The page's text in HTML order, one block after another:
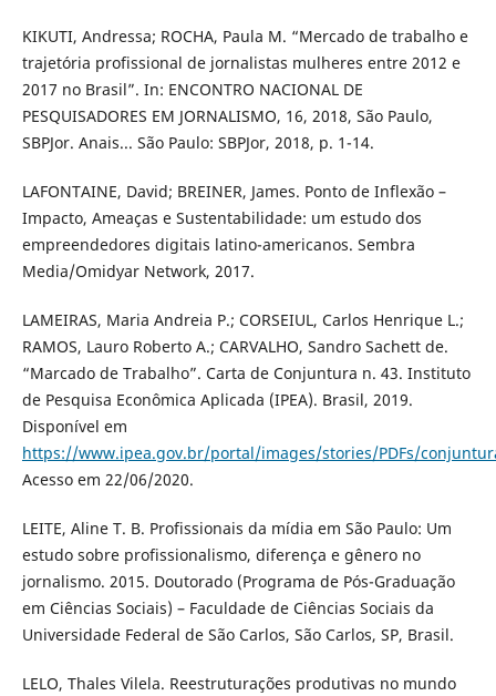
KIKUTI, Andressa; ROCHA, Paula M. “Mercado de trabalho e
trajetória profissional de jornalistas mulheres entre 2012 e
2017 no Brasil”. In: ENCONTRO NACIONAL DE
PESQUISADORES EM JORNALISMO, 16, 2018, São Paulo,
SBPJor. Anais... São Paulo: SBPJor, 2018, p. 1-14.
LAFONTAINE, David; BREINER, James. Ponto de Inflexão –
Impacto, Ameaças e Sustentabilidade: um estudo dos
empreendedores digitais latino-americanos. Sembra
Media/Omidyar Network, 2017.
LAMEIRAS, Maria Andreia P.; CORSEIUL, Carlos Henrique L.;
RAMOS, Lauro Roberto A.; CARVALHO, Sandro Sachett de.
“Marcado de Trabalho”. Carta de Conjuntura n. 43. Instituto
de Pesquisa Econômica Aplicada (IPEA). Brasil, 2019.
Disponível em
https://www.ipea.gov.br/portal/images/stories/PDFs/
Acesso em 22/06/2020.
LEITE, Aline T. B. Profissionais da mídia em São Paulo: Um
estudo sobre profissionalismo, diferença e gênero no
jornalismo. 2015. Doutorado (Programa de Pós-Graduação
em Ciências Sociais) – Faculdade de Ciências Sociais da
Universidade Federal de São Carlos, São Carlos, SP, Brasil.
LELO, Thales Vilela. Reestruturações produtivas no mundo